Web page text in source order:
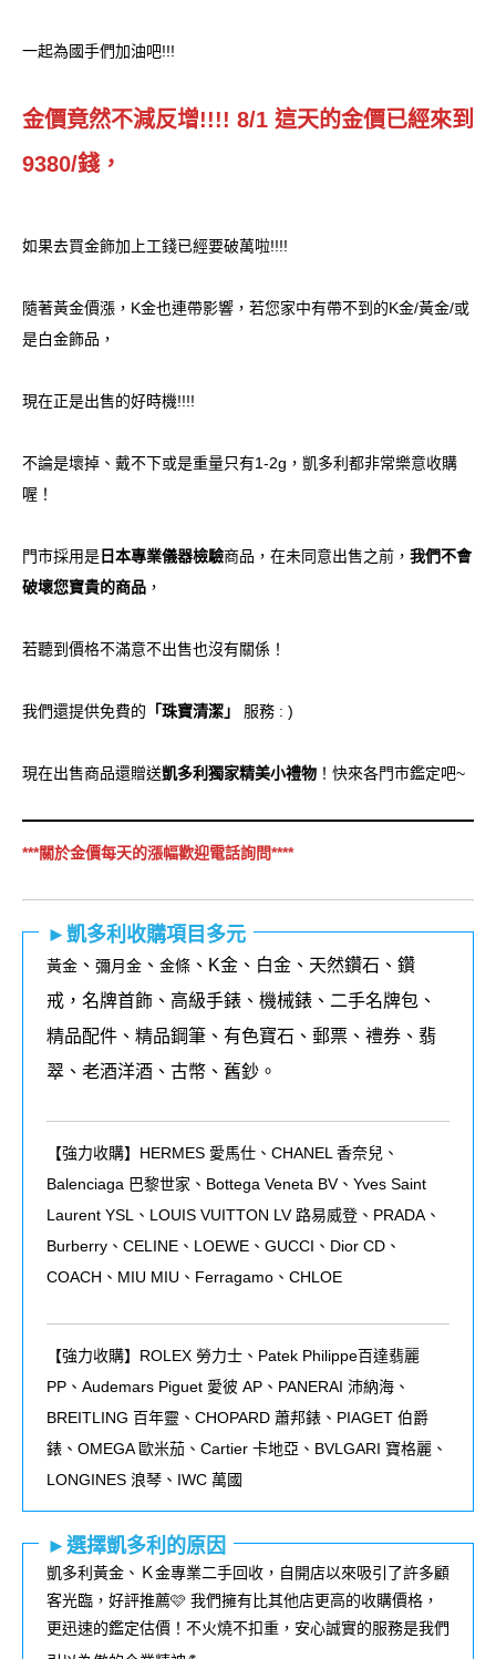
一起為國手們加油吧!!!
金價竟然不減反增!!!! 8/1 這天的金價已經來到
9380/錢，
如果去買金飾加上工錢已經要破萬啦!!!!
隨著黃金價漲，K金也連帶影響，若您家中有帶不到的K金/黃金/或
是白金飾品，
現在正是出售的好時機!!!!
不論是壞掉、戴不下或是重量只有1-2g，凱多利都非常樂意收購
喔！
門市採用是 日本專業儀器檢驗商品，在未同意出售之前， 我們不會
破壞您寶貴的商品 ，
若聽到價格不滿意不出售也沒有關係！
我們還提供免費的 「珠寶清潔」 服務 : )
現在出售商品還贈送凱多利獨家精美小禮物 ！快來各門市鑑定吧~
***關於金價每天的漲幅歡迎電話詢問****
►凱多利收購項目多元
黃金 、 彌月金 、 金條 、K金、白金、天然鑽石、鑽
戒，名牌首飾、高級手錶、機械錶、二手名牌包、
精品配件、精品鋼筆、有色寶石、郵票、禮券、翡
翠、老酒洋酒、古幣、舊鈔。
【強力收購】HERMES 愛馬仕、CHANEL 香奈兒、
Balenciaga 巴黎世家、Bottega Veneta BV、Yves Saint
Laurent YSL、LOUIS VUITTON LV 路易威登、PRADA、
Burberry、CELINE、LOEWE、GUCCI、Dior CD、
COACH、MIU MIU、Ferragamo、CHLOE
【強力收購】ROLEX 勞力士、 Patek Philippe百達翡麗
PP 、 Audemars Piguet 愛彼 AP 、 PANERAI 沛納海、
BREITLING 百年靈、 CHOPARD 蕭邦錶、 PIAGET 伯爵
錶、 OMEGA歐米茄、 Cartier 卡地亞、 BVLGARI 寶格麗、
LONGINES 浪琴、 IWC 萬國
►選擇凱多利的原因
凱多利黃金、Ｋ金專業二手回收，自開店以來吸引了許多顧
客光臨，好評推薦🩷 我們擁有比其他店更高的收購價格，
更迅速的鑑定估價！不火燒不扣重，安心誠實的服務是我們